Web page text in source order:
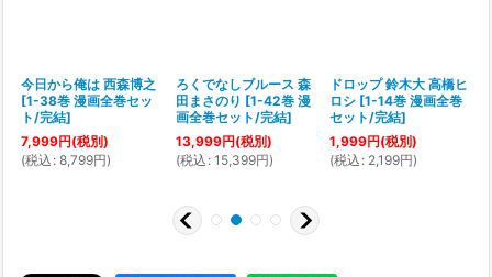
今日から俺は 西森博之
[1-38巻 漫画全巻セッ
ト/完結]
7,999円(税別)
(税込 : 8,799円)
ろくでなしブルース 森
田まさのり [1-42巻 漫
画全巻セット/完結]
13,999円(税別)
(税込 : 15,399円)
ドロップ 鈴木大 高橋ヒ
ロシ [1-14巻 漫画全巻
セット/完結]
1,999円(税別)
(税込 : 2,199円)